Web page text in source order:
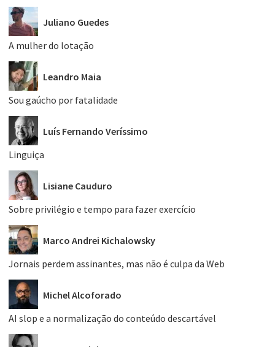
Juliano Guedes
A mulher do lotação
Leandro Maia
Sou gaúcho por fatalidade
Luís Fernando Veríssimo
Linguiça
Lisiane Cauduro
Sobre privilégio e tempo para fazer exercício
Marco Andrei Kichalowsky
Jornais perdem assinantes, mas não é culpa da Web
Michel Alcoforado
AI slop e a normalização do conteúdo descartável